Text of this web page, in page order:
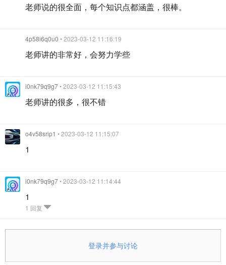
老师说的很全面，每个知识点都涵盖，很棒。
4p58i6q0u0 • 2023-03-12 11:16:19
老师讲的非常好，会努力学些
i0nk79q9g7• 2023-03-12 11:15:43
老师讲的很多，很不错
o4v58srip1 • 2023-03-12 11:15:07
1
i0nk79q9g7• 2023-03-12 11:14:44
1
1 回复
登录并参与讨论